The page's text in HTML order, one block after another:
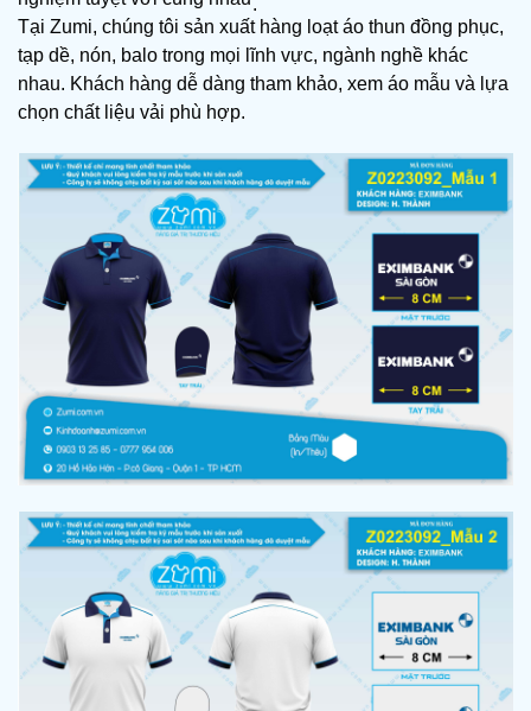
Tại Zumi, chúng tôi sản xuất hàng loạt áo thun đồng phục,
tạp dề, nón, balo trong mọi lĩnh vực, ngành nghề khác
nhau. Khách hàng dễ dàng tham khảo, xem áo mẫu và lựa
chọn chất liệu vải phù hợp.